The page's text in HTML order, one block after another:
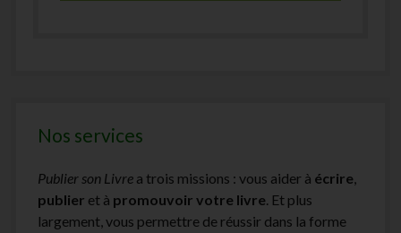
Nos services
Publier son Livre a trois missions : vous aider à écrire,
publier et à promouvoir votre livre. Et plus
largement, vous permettre de réussir dans la forme